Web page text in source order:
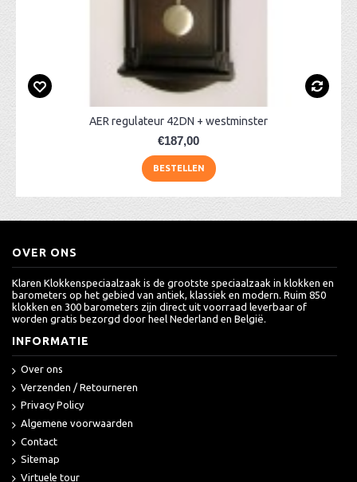
AER regulateur 42DN + westminster
€187,00
BESTELLEN
OVER ONS
Klaren Klokkenspeciaalzaak is de grootste speciaalzaak in klokken en
barometers op het gebied van antiek, klassiek en modern. Ruim 850
klokken en 300 barometers zijn direct uit voorraad leverbaar of
worden gratis bezorgd door heel Nederland en België.
INFORMATIE
Over ons
Verzenden / Retourneren
Privacy Policy
Algemene voorwaarden
Contact
Sitemap
Virtuele tour